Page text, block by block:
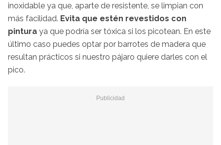
inoxidable ya que, aparte de resistente, se limpian con
más facilidad. Evita que estén revestidos con
pintura ya que podría ser tóxica si los picotean. En este
último caso puedes optar por barrotes de madera que
resultan prácticos si nuestro pájaro quiere darles con el
pico.